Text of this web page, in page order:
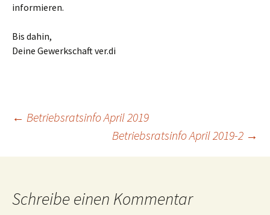
informieren.
Bis dahin,
Deine Gewerkschaft ver.di
Beitragsnavigation
← Betriebsratsinfo April 2019
Betriebsratsinfo April 2019-2 →
Schreibe einen Kommentar